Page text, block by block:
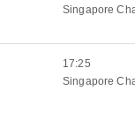
Singapore
17:25
Singapore